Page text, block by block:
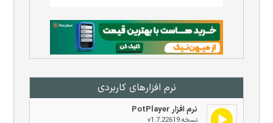
نرم افزار‌های کاربردی
نرم افزار PotPlayer
نسخه v1.7.22619